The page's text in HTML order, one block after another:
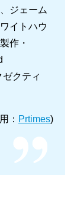
ジェーム
イトハウ
作・
クティ
： Prtimes)